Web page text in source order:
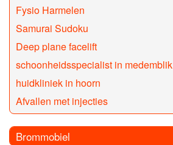
Fysio Harmelen
Samurai Sudoku
Deep plane facelift
schoonheidsspecialist in medemblik
huidkliniek in hoorn
Afvallen met injecties
Brommobiel